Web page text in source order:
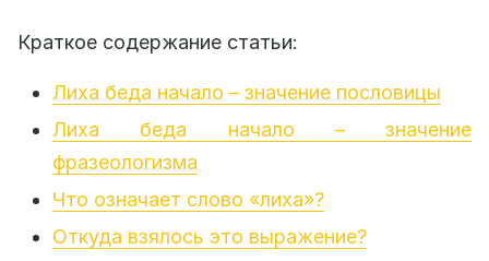
Краткое содержание статьи:
Лиха беда начало – значение пословицы
Лиха беда начало – значение
фразеологизма
Что означает слово «лиха»?
Откуда взялось это выражение?